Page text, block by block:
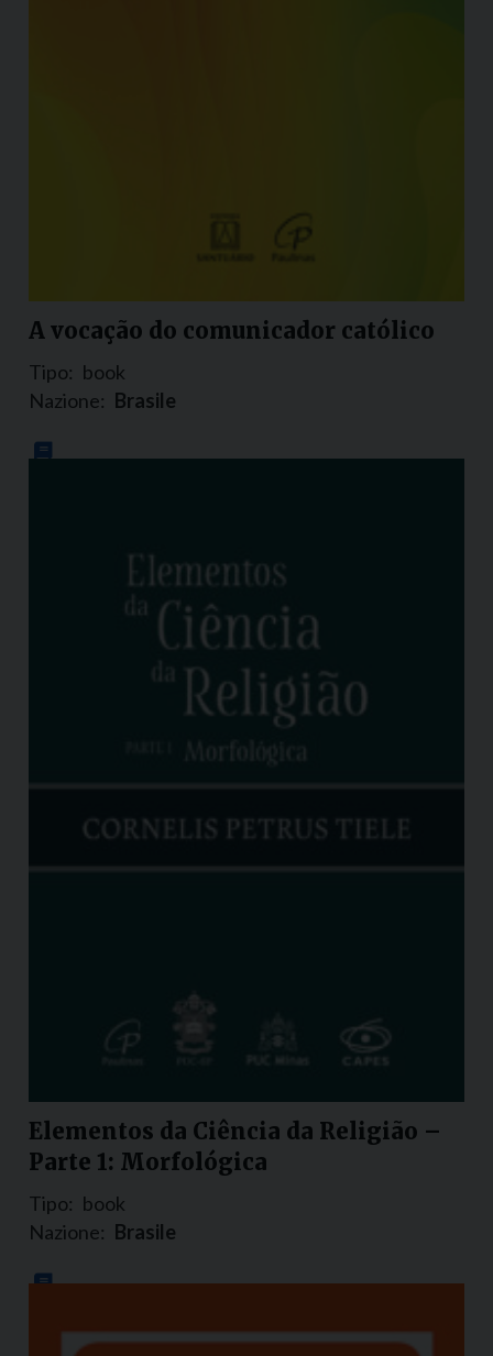
A vocação do comunicador católico
Tipo: book
Nazione: Brasile
Elementos da Ciência da Religião –
Parte 1: Morfológica
Tipo: book
Nazione: Brasile